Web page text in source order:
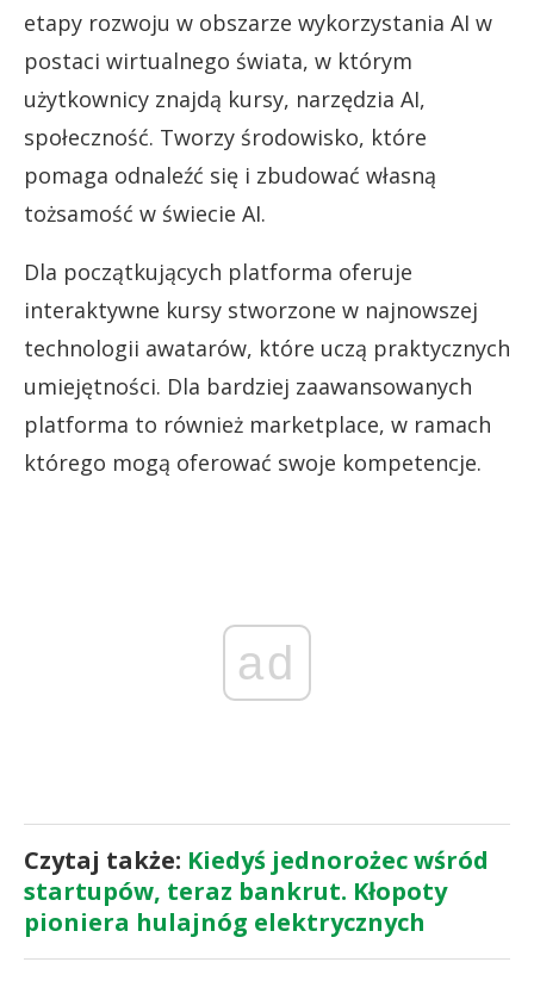
etapy rozwoju w obszarze wykorzystania AI w
postaci wirtualnego świata, w którym
użytkownicy znajdą kursy, narzędzia AI,
społeczność. Tworzy środowisko, które
pomaga odnaleźć się i zbudować własną
tożsamość w świecie AI.
Dla początkujących platforma oferuje
interaktywne kursy stworzone w najnowszej
technologii awatarów, które uczą praktycznych
umiejętności. Dla bardziej zaawansowanych
platforma to również marketplace, w ramach
którego mogą oferować swoje kompetencje.
ad
Czytaj także: Kiedyś jednorożec wśród
startupów, teraz bankrut. Kłopoty
pioniera hulajnóg elektrycznych